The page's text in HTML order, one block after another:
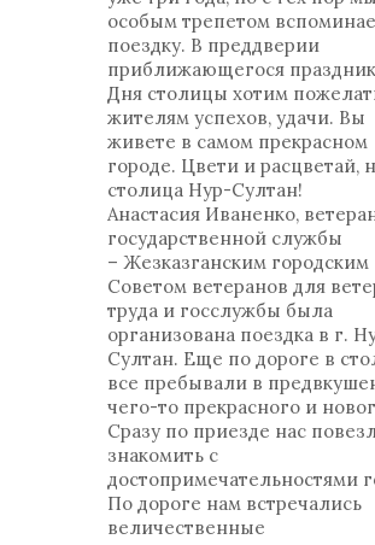
особым трепетом
поездку. В преддверии
приближающегося
Дня столицы хотим
жителям успехов, удачи. Вы
живете в самом прекрасном
городе. Цвети и расцветай,
столица Нур-Султан!
Анастасия Иваненко,
государственной службы
– Жезказганским городским
Советом ветеранов для
труда и госслужбы была
организована поездка в г.
Султан. Еще по дороге в
все пребывали в
чего-то прекрасного и
Сразу по приезде нас
знакомить с
достопримечательностями
По дороге нам встречались
величественные